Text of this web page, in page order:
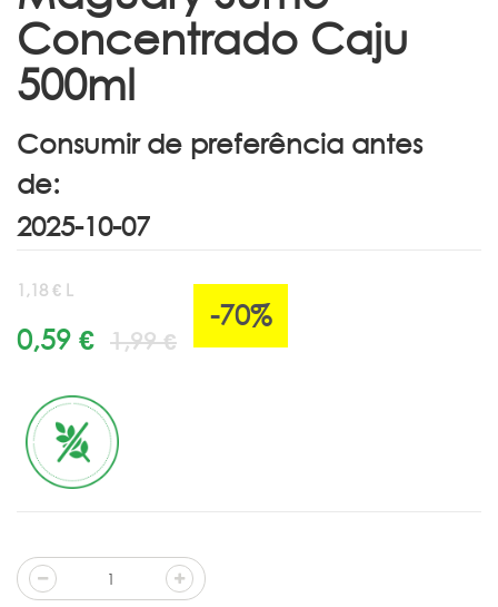
Concentrado Caju
500ml
Consumir de preferência antes
de:
1,18 € L
0,59 € 1,99 €
-70%